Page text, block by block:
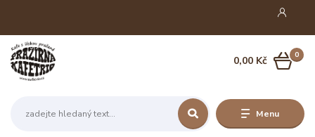
Menu
0
0,00 Kč